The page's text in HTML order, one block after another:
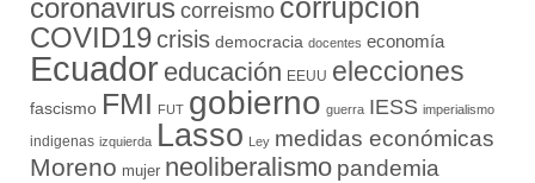
coronavirus correismo corrupción
COVID19crisis democracia docentes economía
Ecuador educación EEUU elecciones
fascismo FMI FUT gobierno guerra IESS imperialismo
indigenas izquierda Lasso Ley medidas económicas
Moreno mujer neoliberalismo pandemia